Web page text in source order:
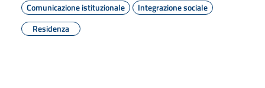
Comunicazione istituzionale
Integrazione sociale
Residenza